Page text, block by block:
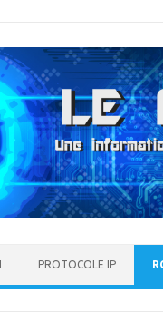
PROTOCOLE IP